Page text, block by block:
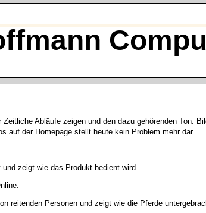
Abläufe zeigen und den dazu gehörenden Ton.
auf der Homepage stellt heute kein Problem mehr dar.
zeigt wie das Produkt bedient wird.
reitenden Personen und zeigt wie die Pferde